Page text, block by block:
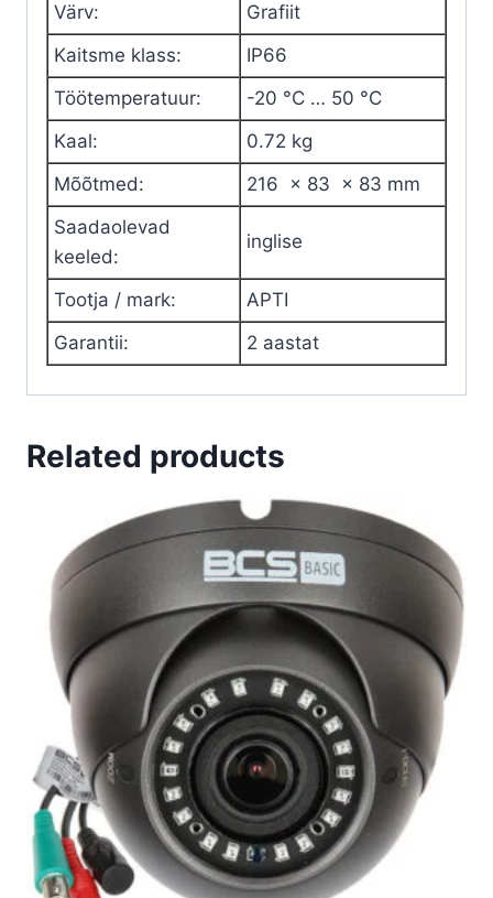
Värv:
Grafiit
Kaitsme klass:
IP66
Töötemperatuur:
-20 °C … 50 °C
Kaal:
0.72 kg
Mõõtmed:
216 x 83 x 83 mm
Saadaolevad
keeled:
inglise
Tootja / mark:
APTI
Garantii: 2 aastat
Related products